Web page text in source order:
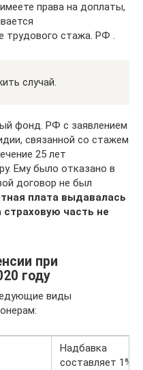
права на доплаты,
трудового стажа. РФ .
случай.
фонд. РФ с заявлением
связанной со стажем
25 лет
Ему было отказано в
договор не был
плата выдавалась
страховую часть не
при
году
виды
Надбавка
составляет 1%